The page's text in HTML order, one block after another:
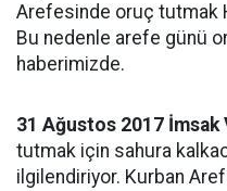
Arefesinde oruç tutmak
Bu nedenle arefe günü
haberimizde.
31 Ağustos 2017 İmsak
tutmak için sahura
ilgilendiriyor. Kurban